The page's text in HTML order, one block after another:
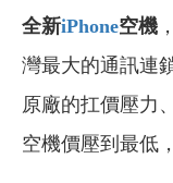
全新iPhone空機
灣最大的通訊連
原廠的扛價壓力
空機價壓到最低